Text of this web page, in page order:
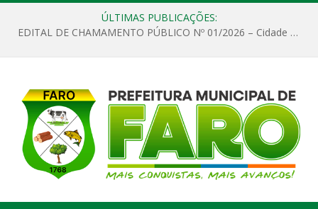
ÚLTIMAS PUBLICAÇÕES:
EDITAL DE CHAMAMENTO PÚBLICO Nº 01/2026 – Cidade de Faro